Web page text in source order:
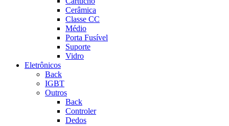
Cerâmica
Classe CC
Médio
Porta Fusível
Suporte
Vidro
Eletrônicos
Back
IGBT
Outros
Back
Controler
Dedos